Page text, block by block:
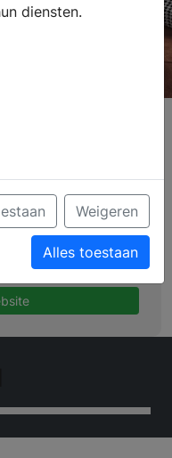
diensten.
Weigeren
Alles toestaan